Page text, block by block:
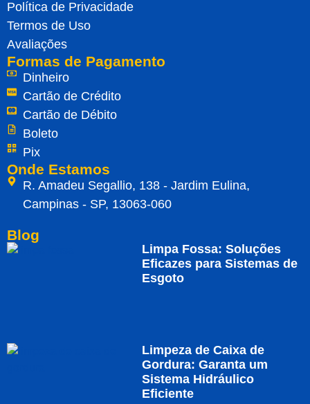
Política de Privacidade
Termos de Uso
Avaliações
Formas de Pagamento
Dinheiro
Cartão de Crédito
Cartão de Débito
Boleto
Pix
Onde Estamos
R. Amadeu Segallio, 138 - Jardim Eulina,
Campinas - SP, 13063-060
Blog
Limpa Fossa: Soluções
Eficazes para Sistemas de
Esgoto
Limpeza de Caixa de
Gordura: Garanta um
Sistema Hidráulico
Eficiente